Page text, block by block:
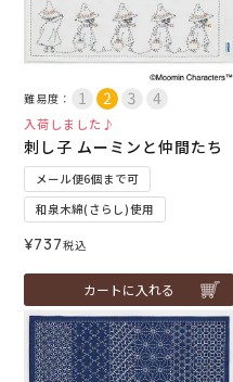
難易度：
入荷しました♪
刺し子 ムーミンと仲間たち
メール便6個まで可
和泉木綿(さらし)使用
¥737税込
カートに入れる